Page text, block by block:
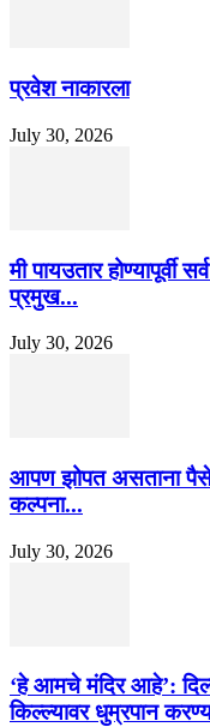
प्रवेश नाकारला
July 30, 2026
मी पायउतार होण्यापूर्वी
प्रमुख...
July 30, 2026
आपण झोपत असताना पैसे
कल्पना...
July 30, 2026
‘हे आमचे मंदिर आहे’:
किल्ल्यावर धुम्रपान